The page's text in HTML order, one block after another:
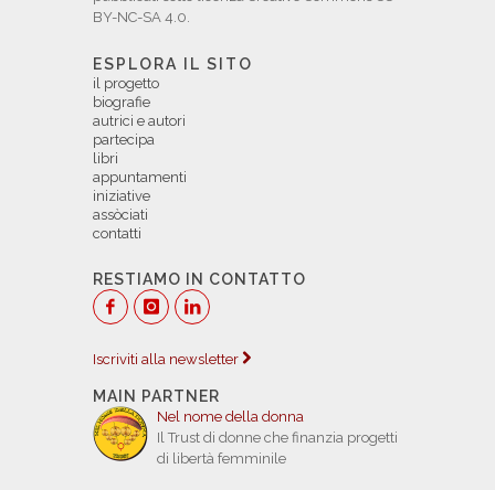
BY-NC-SA 4.0.
ESPLORA IL SITO
il progetto
biografie
autrici e autori
partecipa
libri
appuntamenti
iniziative
assòciati
contatti
RESTIAMO IN CONTATTO
Iscriviti alla newsletter
MAIN PARTNER
Nel nome della donna
Il Trust di donne che finanzia progetti
di libertà femminile